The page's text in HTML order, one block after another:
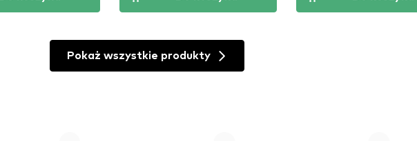
Pokaż wszystkie produkty